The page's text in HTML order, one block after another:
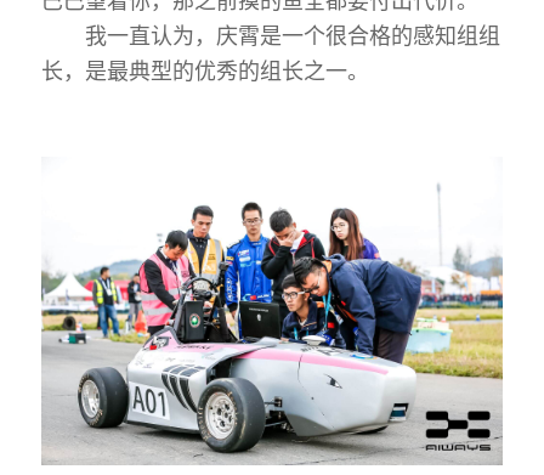
我一直认为，庆霄是一个很合格的感知组组
长，是最典型的优秀的组长之一。